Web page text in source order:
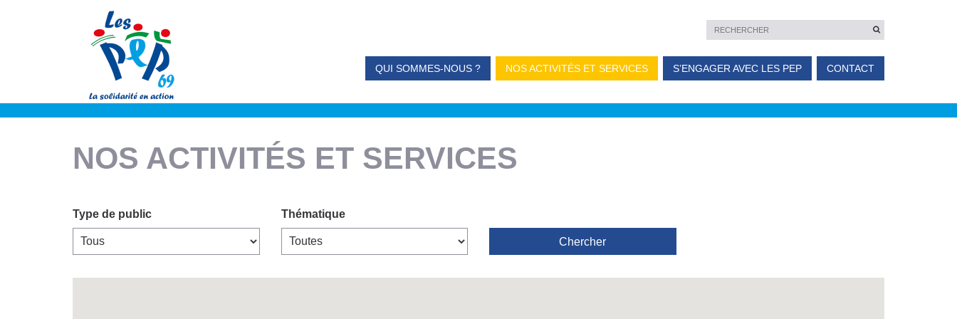
QUI SOMMES-NOUS ? NOS ACTIVITÉS ET SERVICES S’ENGAGER AVEC LES PEP CONTACT
Accueil»Nos activités et services
NOS ACTIVITÉS ET SERVICES
Type de public Thématique
Chercher